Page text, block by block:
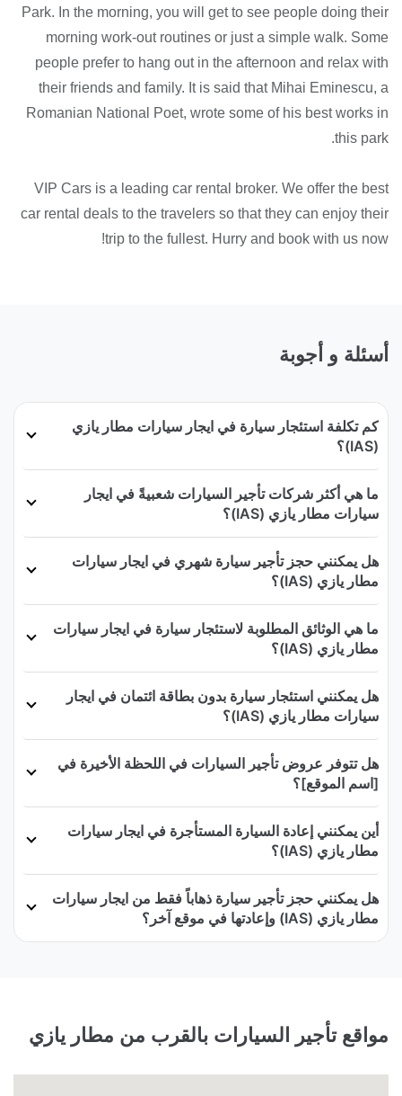
Park. In the morning, you will get to see people doing their
morning work-out routines or just a simple walk. Some
people prefer to hang out in the afternoon and relax with
their friends and family. It is said that Mihai Eminescu, a
Romanian National Poet, wrote some of his best works in
this park.
VIP Cars is a leading car rental broker. We offer the best
car rental deals to the travelers so that they can enjoy their
trip to the fullest. Hurry and book with us now!
أسئلة و أجوبة
كم تكلفة استئجار سيارة في ايجار سيارات مطار يازي
(IAS)؟
ما هي أكثر شركات تأجير السيارات شعبيةً في ايجار
سيارات مطار يازي (IAS)؟
هل يمكنني حجز تأجير سيارة شهري في ايجار سيارات
مطار يازي (IAS)؟
ما هي الوثائق المطلوبة لاستئجار سيارة في ايجار سيارات
مطار يازي (IAS)؟
هل يمكنني استئجار سيارة بدون بطاقة ائتمان في ايجار
سيارات مطار يازي (IAS)؟
هل تتوفر عروض تأجير السيارات في اللحظة الأخيرة في
[اسم الموقع]؟
أين يمكنني إعادة السيارة المستأجرة في ايجار سيارات
مطار يازي (IAS)؟
هل يمكنني حجز تأجير سيارة ذهاباً فقط من ايجار سيارات
مطار يازي (IAS) وإعادتها في موقع آخر؟
مواقع تأجير السيارات بالقرب من مطار يازي